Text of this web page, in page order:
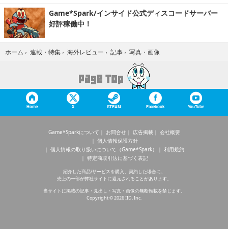
Game*Spark/インサイド公式ディスコードサーバー
好評稼働中！
ホーム › 連載・特集 › 海外レビュー › 記事 › 写真・画像
Home X STEAM Facebook YouTube
Game*Sparkについて お問合せ 広告掲載
会社概要
個人情報保護方針
個人情報の取り扱いについて（Game*Spark）
利用規約
特定商取引法に基づく表記
紹介した商品/サービスを購入、契約した場合に、
売上の一部が弊社サイトに還元されることがあります。
当サイトに掲載の記事・見出し・写真・画像の無断転載を禁じます。
Copyright © 2026 IID, Inc.